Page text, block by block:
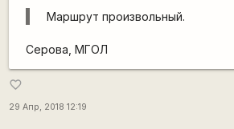
Маршрут произвольный.
Серова, МГОЛ
favorite_border
29 Апр, 2018 12:19